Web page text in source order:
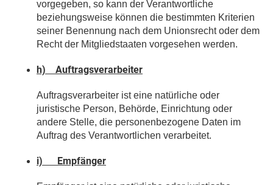
vorgegeben, so kann der Verantwortliche
beziehungsweise können die bestimmten Kriterien
seiner Benennung nach dem Unionsrecht oder dem
Recht der Mitgliedstaaten vorgesehen werden.
h) Auftragsverarbeiter
Auftragsverarbeiter ist eine natürliche oder
juristische Person, Behörde, Einrichtung oder
andere Stelle, die personenbezogene Daten im
Auftrag des Verantwortlichen verarbeitet.
i) Empfänger